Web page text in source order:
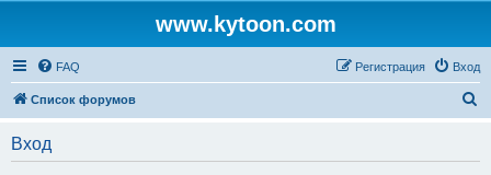
www.kytoon.com
FAQ Вход
Регистрация
Список форумов
Вход